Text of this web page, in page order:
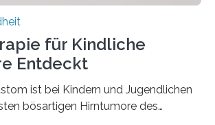
für Kindliche
Entdeckt
ist bei Kindern und Jugendlichen
bösartigen Hirntumore des